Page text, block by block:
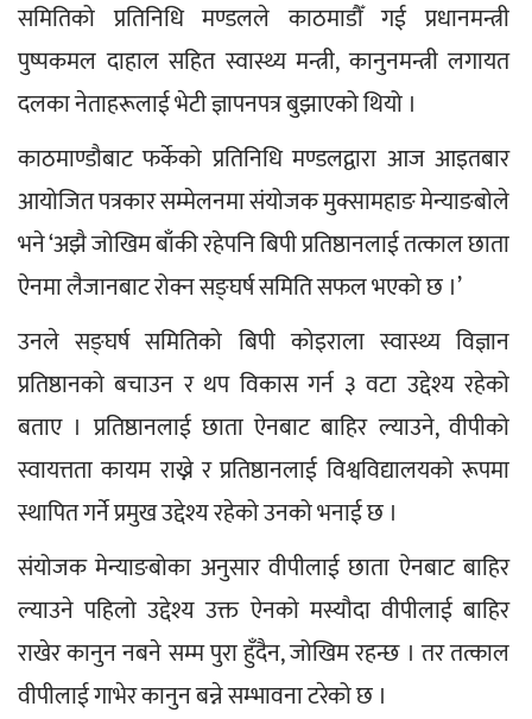
समितिको प्रतिनिधि मण्डलले काठमाडौँ गई प्रधानमन्त्री
पुष्पकमल दाहाल सहित स्वास्थ्य मन्त्री, कानुनमन्त्री लगायत
दलका नेताहरूलाई भेटी ज्ञापनपत्र बुझाएको थियो ।
काठमाण्डौबाट फर्केको प्रतिनिधि मण्डलद्वारा आज आइतबार
आयोजित पत्रकार सम्मेलनमा संयोजक मुक्सामहाङ मेन्याङबोले
भने ‘अझै जोखिम बाँकी रहेपनि बिपी प्रतिष्ठानलाई तत्काल छाता
ऐनमा लैजानबाट रोक्न सङ्घर्ष समिति सफल भएको छ ।’
उनले सङ्घर्ष समितिको बिपी कोइराला स्वास्थ्य विज्ञान
प्रतिष्ठानको बचाउन र थप विकास गर्न ३ वटा उद्देश्य रहेको
बताए । प्रतिष्ठानलाई छाता ऐनबाट बाहिर ल्याउने, वीपीको
स्वायत्तता कायम राख्ने र प्रतिष्ठानलाई विश्वविद्यालयको रूपमा
स्थापित गर्ने प्रमुख उद्देश्य रहेको उनको भनाई छ ।
संयोजक मेन्याङबोका अनुसार वीपीलाई छाता ऐनबाट बाहिर
ल्याउने पहिलो उद्देश्य उक्त ऐनको मस्यौदा वीपीलाई बाहिर
राखेर कानुन नबने सम्म पुरा हुँदैन, जोखिम रहन्छ । तर तत्काल
वीपीलाई गाभेर कानुन बन्ने सम्भावना टरेको छ ।